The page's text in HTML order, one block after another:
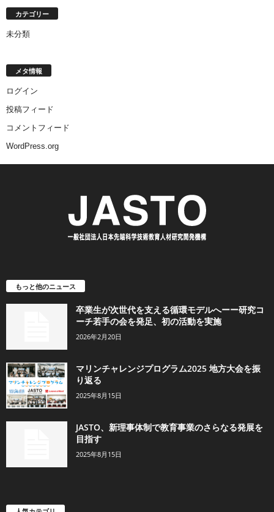
カテゴリー
未分類
メタ情報
ログイン
投稿フィード
コメントフィード
WordPress.org
もっと他のニュース
卒業生が次世代を支える循環モデルへーー研究コ
ーチ若手の会を発足、初の活動を実施
2026年2月20日
マリンチャレンジプログラム2025 地方大会を振
り返る
2025年8月15日
JASTO、新理事体制で教育事業のさらなる発展を
目指す
2025年8月15日